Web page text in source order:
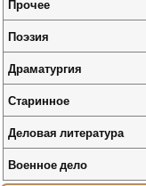
Прочее
Поэзия
Драматургия
Старинное
Деловая литература
Военное дело